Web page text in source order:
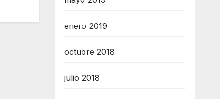
enero 2019
octubre 2018
julio 2018